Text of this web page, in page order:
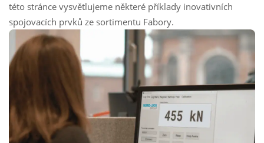
této stránce vysvětlujeme některé příklady inovativních
spojovacích prvků ze sortimentu Fabory.